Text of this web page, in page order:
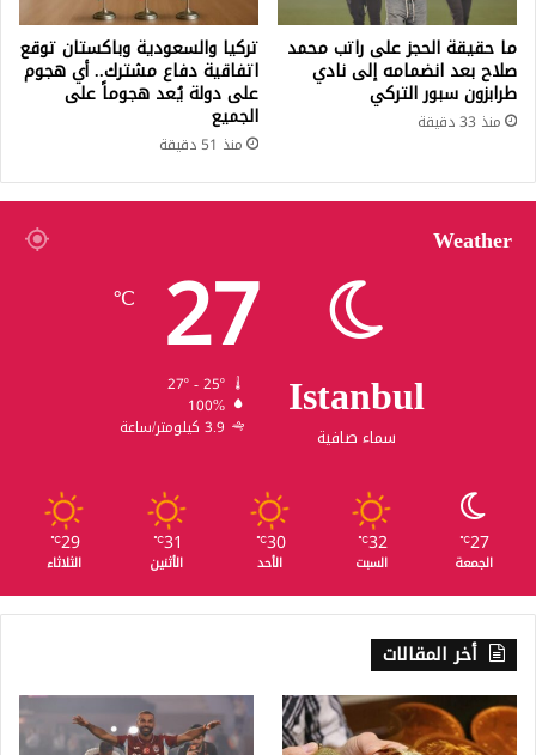
ما حقيقة الحجز على راتب محمد
صلاح بعد انضمامه إلى نادي
طرابزون سبور التركي
منذ 33 دقيقة
تركيا والسعودية وباكستان توقع
اتفاقية دفاع مشترك.. أي هجوم
على دولة يُعد هجوماً على
الجميع
منذ 51 دقيقة
Weather
Istanbul
سماء صافية
27
℃
27º - 25º
100%
3.9 كيلومتر/ساعة
27
℃
الجمعة
32
℃
السبت
30
℃
الأحد
31
℃
الأثنين
29
℃
الثلاثاء
أخر المقالات